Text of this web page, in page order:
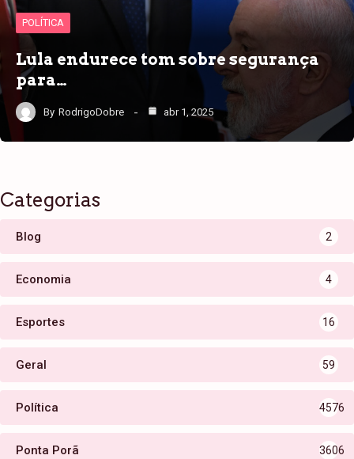
POLÍTICA
Lula endurece tom sobre segurança
para…
By RodrigoDobre abr 1, 2025
Categorias
Blog 2
Economia 4
Esportes 16
Geral 59
Política 4576
Ponta Porã 3606